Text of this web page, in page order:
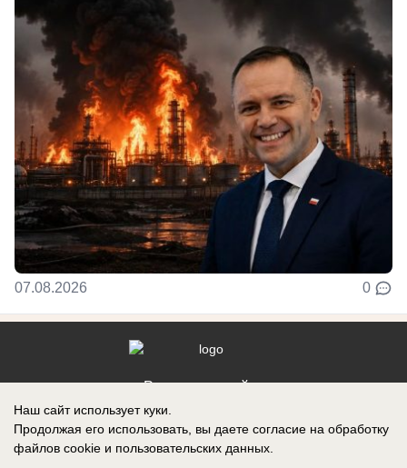
07.08.2026 0
Реклама на сайте
Наш сайт использует куки.
Продолжая его использовать, вы даете согласие на обработку
файлов cookie и пользовательских данных.